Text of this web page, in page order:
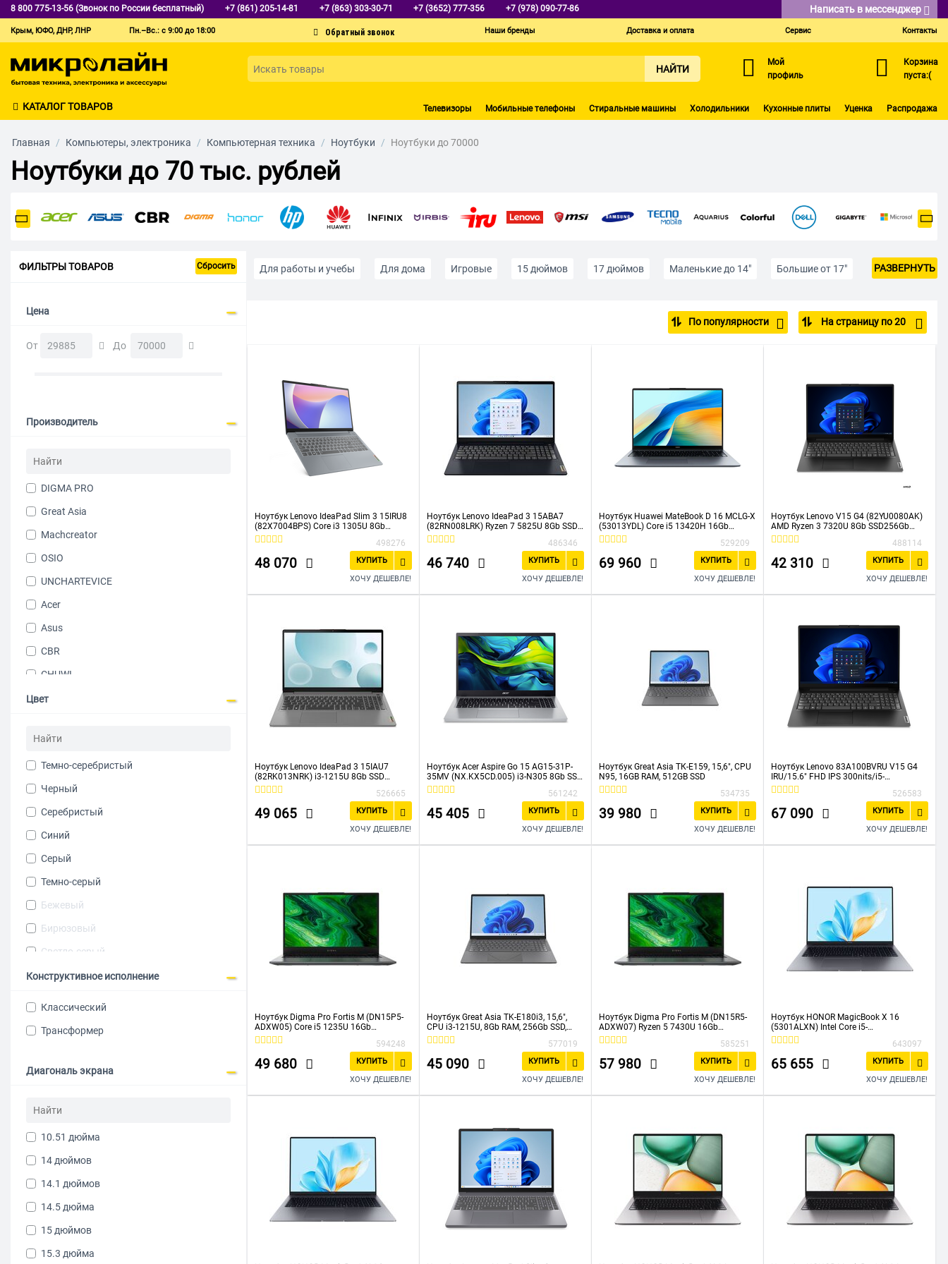
8 800 775-13-56 (Звонок по России бесплатный) +7 (861) 205-14-81 +7 (863) 303-30-71 +7 (3652) 777-356 +7 (978) 090-77-86 Написать в мессенджер
Крым, ЮФО, ДНР, ЛНР Пн.–Вс.: с 9:00 до 18:00 Наши бренды Доставка и оплата Сервис Контакты
НАЙТИ
Мой
профиль
Корзина
пуста:(
КАТАЛОГ ТОВАРОВ Телевизоры Мобильные телефоны Стиральные машины Холодильники Кухонные плиты Уценка Распродажа
Главная / Компьютеры, электроника / Компьютерная техника / Ноутбуки / Ноутбуки до 70000
Ноутбуки до 70 тыс. рублей
ФИЛЬТРЫ ТОВАРОВ Сбросить
Цена
От До
Производитель
DIGMA PRO
Great Asia
Machcreator
OSIO
UNCHARTEVICE
Acer
Asus
CBR
CHUWI
Digma
HP
Huawei
Infinix
IRBIS
IRU
Lenovo
Maibenben
MSI
NERPA
Rikor
Samsung
Dell
KVADRA
Machenike
MICROSOFT
Гравитон
Цвет
Темно-серебристый
Черный
Серебристый
Синий
Серый
Темно-серый
Бежевый
Бирюзовый
Светло-серый
Белый
Конструктивное исполнение
Классический
Трансформер
Диагональ экрана
10.51 дюйма
14 дюймов
14.1 дюймов
14.5 дюйма
15 дюймов
15.3 дюйма
Для работы и учебы Для дома Игровые 15 дюймов 17 дюймов Маленькие до 14″ Большие от 17″ РАЗВЕРНУТЬ
По популярности На страницу по 20
Ноутбук Lenovo IdeaPad Slim 3 15IRU8
(82X7004BPS) Core i3 1305U 8Gb
SSD256Gb Intel UHD Graphics 15.6" TN
FHD (1920x1080) noOS grey WiFi BT
Cam
498276
48 070
КУПИТЬ
ХОЧУ ДЕШЕВЛЕ!
Ноутбук Lenovo IdeaPad 3 15ABA7
(82RN008LRK) Ryzen 7 5825U 8Gb SSD
256Gb AMD Radeon Graphics 15,6 FHD
Cam 38Вт*ч No OS Темно-синий486346
46 740
КУПИТЬ
ХОЧУ ДЕШЕВЛЕ!
Ноутбук Huawei MateBook D 16 MCLG-X
(53013YDL) Core i5 13420H 16Gb
SSD512Gb Intel UHD Graphics 16" IPS
(1920x1200) noOS grey space
529209
69 960
КУПИТЬ
ХОЧУ ДЕШЕВЛЕ!
Ноутбук Lenovo V15 G4 (82YU0080AK)
AMD Ryzen 3 7320U 8Gb SSD256Gb
AMD Radeon 610M 15.6" TN FHD
(1920x1080) noOS black
488114
42 310
КУПИТЬ
ХОЧУ ДЕШЕВЛЕ!
Ноутбук Lenovo IdeaPad 3 15IAU7
(82RK013NRK) i3-1215U 8Gb SSD
256Gb Intel UHD Graphics 15,6 FHD IPS
Cam 45Вт*ч No OS Серый
526665
49 065
КУПИТЬ
ХОЧУ ДЕШЕВЛЕ!
Ноутбук Acer Aspire Go 15 AG15-31P-
35MV (NX.KX5CD.005) i3-N305 8Gb SSD
256Gb Intel UHD Graphics 15,6 FHD IPS
Cam 50Вт*ч No OS Серебристый561242
45 405
КУПИТЬ
ХОЧУ ДЕШЕВЛЕ!
Ноутбук Great Asia ТК-Е159, 15,6", CPU
N95, 16GB RAM, 512GB SSD
534735
39 980
КУПИТЬ
ХОЧУ ДЕШЕВЛЕ!
Ноутбук Lenovo 83A100BVRU V15 G4
IRU/15.6" FHD IPS 300nits/i5-
13420H/16GB/512GB SSD/Black/DOS
526583
67 090
КУПИТЬ
ХОЧУ ДЕШЕВЛЕ!
Ноутбук Digma Pro Fortis M (DN15P5-
ADXW05) Core i5 1235U 16Gb
SSD512Gb Intel UHD Graphics 15.6" IPS
FHD (1920x1080) Windows 11
Professional grey
594248
49 680
КУПИТЬ
ХОЧУ ДЕШЕВЛЕ!
Ноутбук Great Asia TK-E180i3, 15,6",
CPU i3-1215U, 8Gb RAM, 256Gb SSD,
Win11
577019
45 090
КУПИТЬ
ХОЧУ ДЕШЕВЛЕ!
Ноутбук Digma Pro Fortis M (DN15R5-
ADXW07) Ryzen 5 7430U 16Gb
SSD512Gb Intel UHD Graphics 15.6" IPS
FHD (1920x1080) Windows 11
Professional grey
585251
57 980
КУПИТЬ
ХОЧУ ДЕШЕВЛЕ!
Ноутбук HONOR MagicBook X 16
(5301ALXN) Intel Core i5-
13420H/16Gb/SSD512Gb/16"/IPS/FHD
+/60Hz/NoOS/Grey (5301ALXN)643097
65 655
КУПИТЬ
ХОЧУ ДЕШЕВЛЕ!